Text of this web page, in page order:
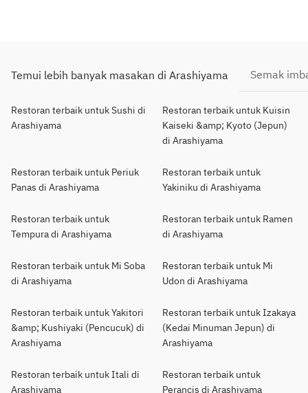
Temui lebih banyak masakan di Arashiyama Semak
Restoran terbaik untuk Sushi di
Arashiyama
Restoran terbaik untuk Kuisin
Kaiseki &amp; Kyoto (Jepun)
di Arashiyama
Restoran terbaik untuk Periuk
Panas di Arashiyama
Restoran terbaik untuk
Yakiniku di Arashiyama
Restoran terbaik untuk
Tempura di Arashiyama
Restoran terbaik untuk Ramen
di Arashiyama
Restoran terbaik untuk Mi Soba
di Arashiyama
Restoran terbaik untuk Mi
Udon di Arashiyama
Restoran terbaik untuk Yakitori
&amp; Kushiyaki (Pencucuk) di
Arashiyama
Restoran terbaik untuk Izakaya
(Kedai Minuman Jepun) di
Arashiyama
Restoran terbaik untuk Itali di
Arashiyama
Restoran terbaik untuk
Perancis di Arashiyama